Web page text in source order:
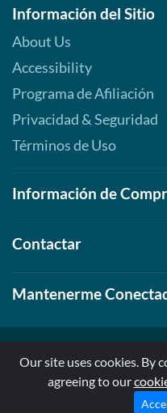
Información del Sitio
About Us
Accessibility
Programa de Afiliación
Privacidad & Seguridad
Términos de Uso
Información de
Contactar
Mantenerme
© 1999-2026,
* Estas declaraciones
Our site uses cookies. By
agreeing to our